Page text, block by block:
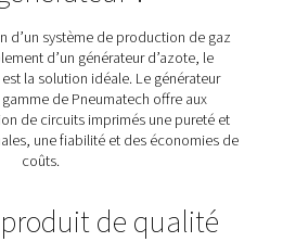
:Produire un débit stable pour le
répondre aux pics de
de consommation d’énergie en
étages offre des économies